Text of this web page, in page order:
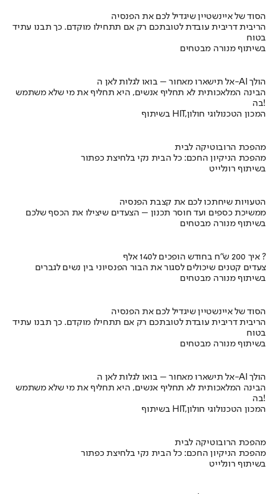
הסוד של איינשטיין שיגדיל לכם את הפנסיה
הריבית דריבית עובדת לטובתכם רק אם תתחילו מוקדם. כך תבנו עתיד
בטוח
בשיתוף מנורה מבטחים
אל תישארו מאחור – בואו לגלות לאן ה-AI הולך
הבינה המלאכותית לא תחליף אנשים, היא תחליף את מי שלא משתמש
בה!
בשיתוף HIT,המכון הטכנולוגי חולון
מהפכת הרובוטיקה לבית
מהפכת הניקיון החכם: כל הבית נקי בלחיצת כפתור
בשיתוף רונלייט
הטעויות שיחתכו לכם את קצבת הפנסיה
ממשיכת כספים ועד חוסר תכנון – הצעדים שיצילו את הכסף שלכם
בשיתוף מנורה מבטחים
איך 200 ש"ח בחודש הופכים ל140 אלף ?
צעדים קטנים שיכולים לסגור את הבור הפנסיוני בין נשים לגברים
בשיתוף מנורה מבטחים
הסוד של איינשטיין שיגדיל לכם את הפנסיה
הריבית דריבית עובדת לטובתכם רק אם תתחילו מוקדם. כך תבנו עתיד
בטוח
בשיתוף מנורה מבטחים
אל תישארו מאחור – בואו לגלות לאן ה-AI הולך
הבינה המלאכותית לא תחליף אנשים, היא תחליף את מי שלא משתמש
בה!
בשיתוף HIT,המכון הטכנולוגי חולון
מהפכת הרובוטיקה לבית
מהפכת הניקיון החכם: כל הבית נקי בלחיצת כפתור
בשיתוף רונלייט